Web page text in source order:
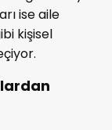
ise aile
kişisel